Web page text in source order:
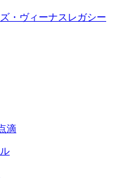
・ヴィーナスレガシー
滴